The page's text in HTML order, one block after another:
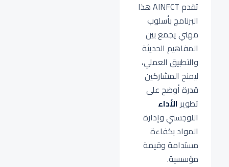
تقدم AINFCT هذا
البرنامج بأسلوب
مهني يجمع بين
المفاهيم الحديثة
والتطبيق العملي،
ليمنح المشاركين
قدرة أوضح على
تطويرالأداء
اللوجستي وإدارة
المواد بكفاءة
مستدامة وقيمة
مؤسسية.